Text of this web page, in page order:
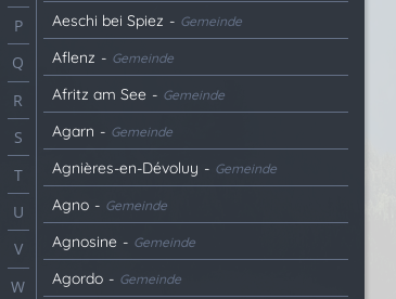
P
Q
R
S
T
U
V
W
Aeschi bei Spiez - Gemeinde
Aflenz - Gemeinde
Afritz am See - Gemeinde
Agarn - Gemeinde
Agnières-en-Dévoluy - Gemeinde
Agno - Gemeinde
Agnosine - Gemeinde
Agordo - Gemeinde